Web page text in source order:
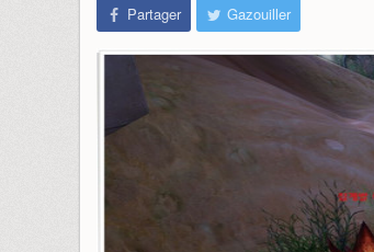
Partager Gazouiller